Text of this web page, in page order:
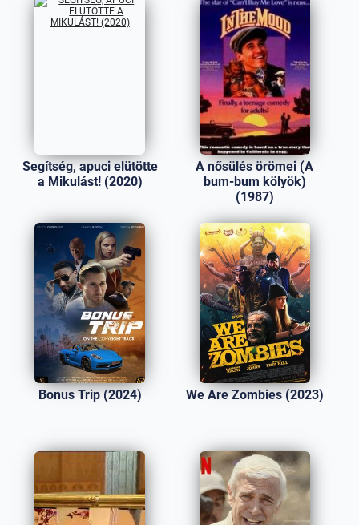
Segítség, apuci elütötte
a Mikulást! (2020)
A nősülés örömei (A
bum-bum kölyök)
(1987)
Bonus Trip (2024) We Are Zombies (2023)